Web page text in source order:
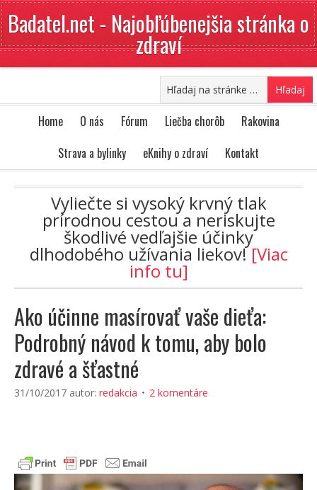
Badatel.net - Najobľúbenejšia stránka o
zdraví
Home O nás Fórum Liečba chorôb
Rakovina
Strava a bylinky
eKnihy o zdraví Kontakt
Vyliečte si vysoký krvný tlak
prírodnou cestou a neriskujte
škodlivé vedľajšie účinky
dlhodobého užívania liekov![Viac
info tu]
Ako účinne masírovať vaše dieťa:
Podrobný návod k tomu, aby bolo
zdravé a šťastné
31/10/2017 autor: redakcia 2 komentáre